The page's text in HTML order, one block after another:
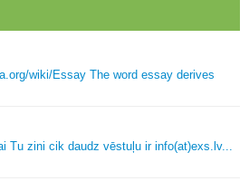
org/wiki/Essay The word essay derives
Tu zini cik daudz vēstuļu ir info(at)exs. lv...